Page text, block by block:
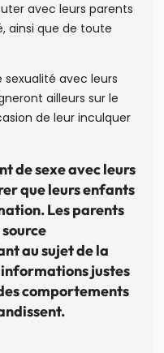
avec leurs parents
ainsi que de toute
sexualité avec leurs
ailleurs sur le
de leur inculquer
de sexe avec leurs
que leurs enfants
Les parents
au sujet de la
justes
comportements